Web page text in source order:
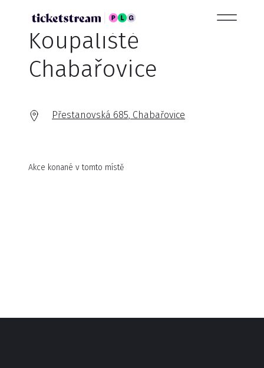
Koupaliště
Chabařovice
Přestanovská 685, Chabařovice
Akce konané v tomto místě